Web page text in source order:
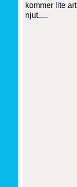
kommer lite
njut.....